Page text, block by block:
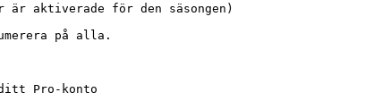
är aktiverade för den säsongen)
på alla.
Pro-konto